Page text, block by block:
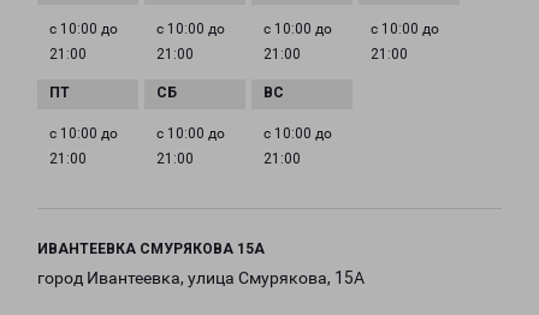
с 10:00 до
21:00
с 10:00 до
21:00
с 10:00 до
21:00
с 10:00 до
21:00
с 10:00 до
21:00
с 10:00 до
21:00
с 10:00 до
21:00
ИВАНТЕЕВКА СМУРЯКОВА 15А
город Ивантеевка, улица Смурякова, 15А